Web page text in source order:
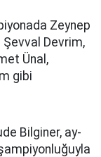
Zeynep
Şevval Devrim,
Ünal,
gibi
Bilginer, ay-